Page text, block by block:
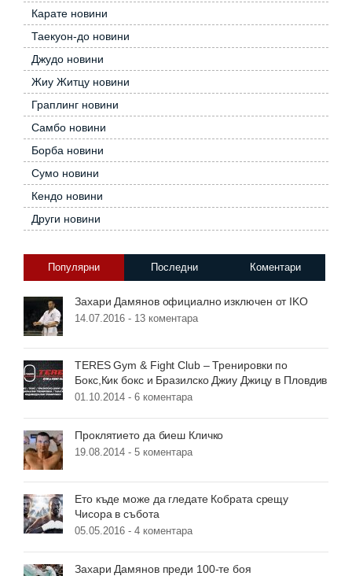
Карате новини
Таекуон-до новини
Джудо новини
Жиу Житцу новини
Граплинг новини
Самбо новини
Борба новини
Сумо новини
Кендо новини
Други новини
Популярни Последни Коментари
Захари Дамянов официално изключен от IKO
14.07.2016 - 13 коментара
TERES Gym & Fight Club – Тренировки по
Бокс,Кик бокс и Бразилско Джиу Джицу в Пловдив
01.10.2014 - 6 коментара
Проклятието да биеш Кличко
19.08.2014 - 5 коментара
Ето къде може да гледате Кобрата срещу
Чисора в събота
05.05.2016 - 4 коментара
Захари Дамянов преди 100-те боя